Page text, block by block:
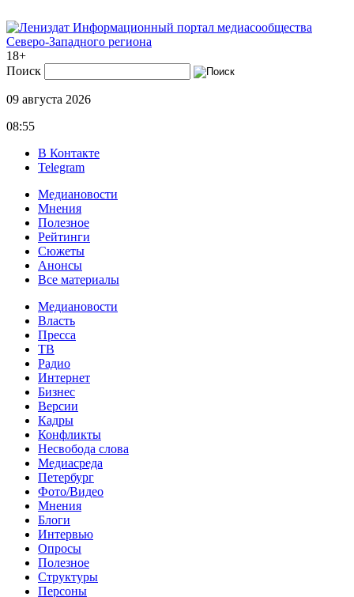
Информационный портал медиасообщества
Северо-Западного региона
18+
Поиск
09 августа 2026
08:55
В Контакте
Telegram
Медиановости
Мнения
Полезное
Рейтинги
Сюжеты
Анонсы
Все материалы
Медиановости
Власть
Пресса
ТВ
Радио
Интернет
Бизнес
Версии
Кадры
Конфликты
Несвобода слова
Медиасреда
Петербург
Фото/Видео
Мнения
Блоги
Интервью
Опросы
Полезное
Структуры
Персоны